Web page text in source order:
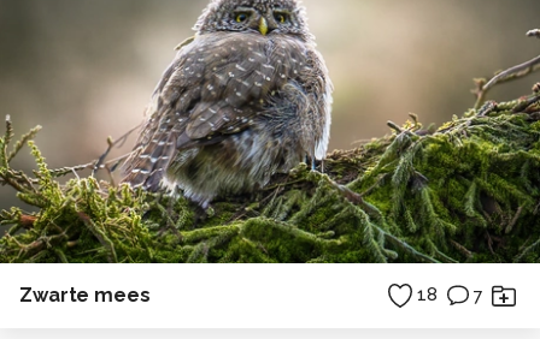
Zwarte mees 18 7